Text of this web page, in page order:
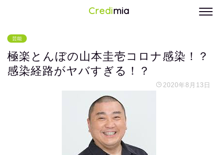
Credimia
芸能
極楽とんぼの山本圭壱コロナ感染！？
感染経路がヤバすぎる！？
2020年8月13日